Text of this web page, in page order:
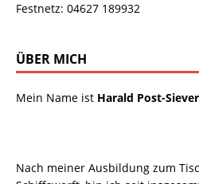
Festnetz: 04627 189932
ÜBER MICH
Mein Name ist Harald Post-
Nach meiner Ausbildung zum